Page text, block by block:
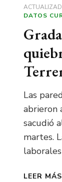
DATOS
Las
abrieron
sacudió
martes.
LEER MÁS